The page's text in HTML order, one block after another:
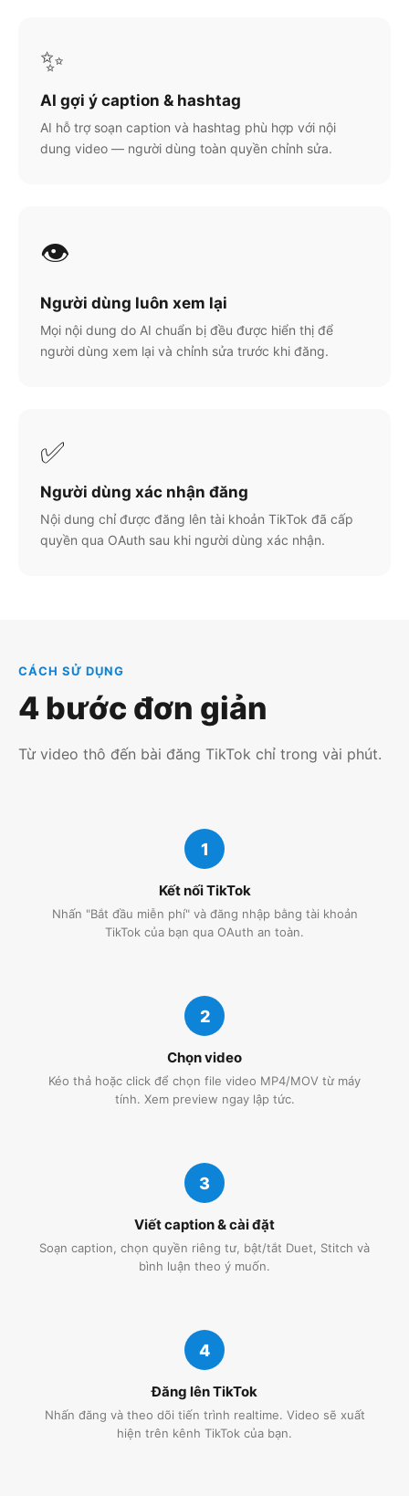
✨
AI gợi ý caption & hashtag
AI hỗ trợ soạn caption và hashtag phù hợp với nội
dung video — người dùng toàn quyền chỉnh sửa.
👁️
Người dùng luôn xem lại
Mọi nội dung do AI chuẩn bị đều được hiển thị để
người dùng xem lại và chỉnh sửa trước khi đăng.
✅
Người dùng xác nhận đăng
Nội dung chỉ được đăng lên tài khoản TikTok đã cấp
quyền qua OAuth sau khi người dùng xác nhận.
CÁCH SỬ DỤNG
4 bước đơn giản
Từ video thô đến bài đăng TikTok chỉ trong vài phút.
1
Kết nối TikTok
Nhấn "Bắt đầu miễn phí" và đăng nhập bằng tài khoản
TikTok của bạn qua OAuth an toàn.
2
Chọn video
Kéo thả hoặc click để chọn file video MP4/MOV từ máy
tính. Xem preview ngay lập tức.
3
Viết caption & cài đặt
Soạn caption, chọn quyền riêng tư, bật/tắt Duet, Stitch và
bình luận theo ý muốn.
4
Đăng lên TikTok
Nhấn đăng và theo dõi tiến trình realtime. Video sẽ xuất
hiện trên kênh TikTok của bạn.